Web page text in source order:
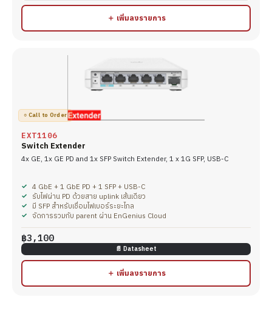
＋ เพิ่มลงรายการ
○ Call to Order
EXT1106
Switch Extender
4x GE, 1x GE PD and 1x SFP Switch Extender, 1 x 1G SFP, USB-C
4 GbE + 1 GbE PD + 1 SFP + USB-C
รับไฟผ่าน PD ด้วยสาย uplink เส้นเดียว
มี SFP สำหรับเชื่อมไฟเบอร์ระยะไกล
จัดการรวมกับ parent ผ่าน EnGenius Cloud
฿3,100
📄 Datasheet
＋ เพิ่มลงรายการ